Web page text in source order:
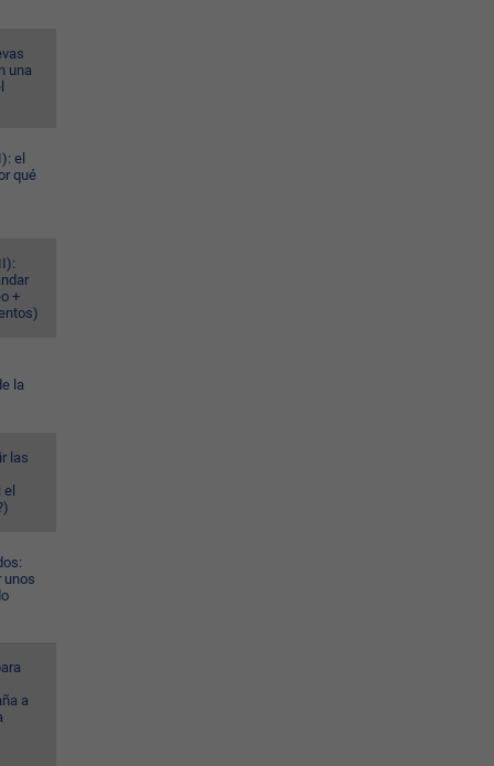
una
el
qué
+
la
las
unos
a